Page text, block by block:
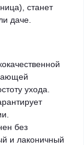
станет
даче.
ухода.
без
и лаконичный